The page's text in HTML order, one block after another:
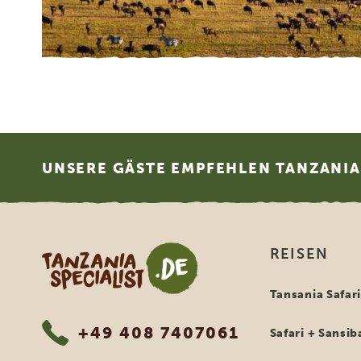
UNSERE GÄSTE EMPFEHLEN
Tanzania Specialist
+49 408 7407061
REISEN
Tansania Safari
Safari +